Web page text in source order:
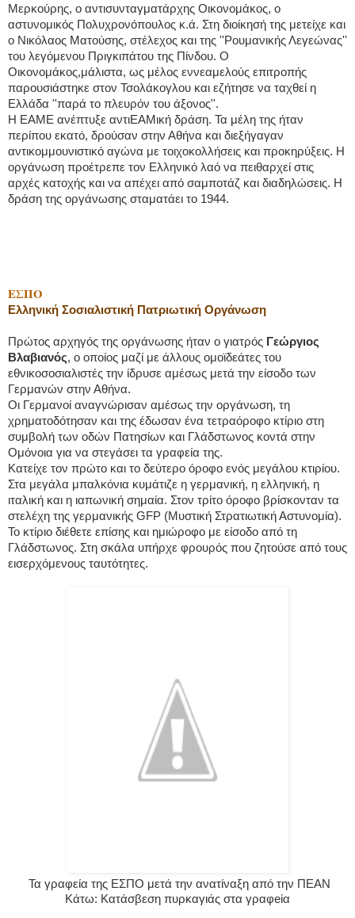
Μερκούρης, ο αντισυνταγματάρχης Οικονομάκος, ο
αστυνομικός Πολυχρονόπουλος κ.ά. Στη διοίκησή της μετείχε και
ο Νικόλαος Ματούσης, στέλεχος και της ''Ρουμανικής Λεγεώνας''
του λεγόμενου Πριγκιπάτου της Πίνδου. Ο
Οικονομάκος,μάλιστα, ως μέλος εννεαμελούς επιτροπής
παρουσιάστηκε στον Τσολάκογλου και εζήτησε να ταχθεί η
Ελλάδα ''παρά το πλευρόν του άξονος''.
Η ΕΑΜΕ ανέπτυξε αντιΕΑΜική δράση. Τα μέλη της ήταν
περίπου εκατό, δρούσαν στην Αθήνα και διεξήγαγαν
αντικομμουνιστικό αγώνα με τοιχοκολλήσεις και προκηρύξεις. Η
οργάνωση προέτρεπε τον Ελληνικό λαό να πειθαρχεί στις
αρχές κατοχής και να απέχει από σαμποτάζ και διαδηλώσεις. Η
δράση της οργάνωσης σταματάει το 1944.
ΕΣΠΟ
Ελληνική Σοσιαλιστική Πατριωτική Οργάνωση
Πρώτος αρχηγός της οργάνωσης ήταν ο γιατρός Γεώργιος
Βλαβιανός, ο οποίος μαζί με άλλους ομοϊδεάτες του
εθνικοσοσιαλιστές την ίδρυσε αμέσως μετά την είσοδο των
Γερμανών στην Αθήνα.
Οι Γερμανοί αναγνώρισαν αμέσως την οργάνωση, τη
χρηματοδότησαν και της έδωσαν ένα τετραόροφο κτίριο στη
συμβολή των οδών Πατησίων και Γλάδστωνος κοντά στην
Ομόνοια για να στεγάσει τα γραφεία της.
Κατείχε τον πρώτο και το δεύτερο όροφο ενός μεγάλου κτιρίου.
Στα μεγάλα μπαλκόνια κυμάτιζε η γερμανική, η ελληνική, η
ιταλική και η ιαπωνική σημαία. Στον τρίτο όροφο βρίσκονταν τα
στελέχη της γερμανικής GFP (Μυστική Στρατιωτική Αστυνομία).
Το κτίριο διέθετε επίσης και ημιώροφο με είσοδο από τη
Γλάδστωνος. Στη σκάλα υπήρχε φρουρός που ζητούσε από τους
εισερχόμενους ταυτότητες.
Τα γραφεία της ΕΣΠΟ μετά την ανατίναξη από την ΠΕΑΝ
Κάτω: Κατάσβεση πυρκαγιάς στα γραφeία